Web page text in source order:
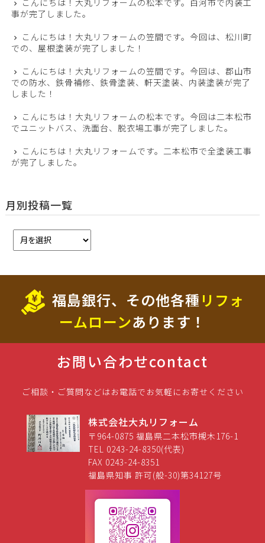
事が完了しました。
こんにちは！大丸リフォームの笠間です。今回は、松川町
での、屋根塗装が完了しました！
こんにちは！大丸リフォームの笠間です。今回は、郡山市
での防水、鉄骨補修、鉄骨塗装、軒天塗装、内装塗装が完了
しました！
こんにちは！大丸リフォームの松本です。今回は二本松市
でユニットバス、洗面台、脱衣場工事が完了しました。
こんにちは！大丸リフォームです。二本松市で全塗装工事
が完了しました。
月別投稿一覧
福島銀行、その他各種 リフォ
ームローンあります！
お問い合わせcontact
ご相談・ご質問などはお電話でお気軽にお寄せください
株式会社大丸リフォーム
〒964-0875 福島県二本松市槻木176-1
TEL 0243-24-8350(代表)
FAX 0243-24-8351
福島県知事 許可(般-30)第34127号